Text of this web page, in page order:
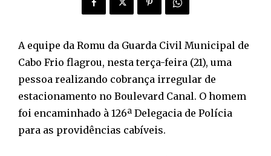
A equipe da Romu da Guarda Civil Municipal de
Cabo Frio flagrou, nesta terça-feira (21), uma
pessoa realizando cobrança irregular de
estacionamento no Boulevard Canal. O homem
foi encaminhado à 126ª Delegacia de Polícia
para as providências cabíveis.